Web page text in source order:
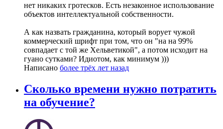
нет никаких гротесков. Есть незаконное использование
объектов интеллектуальной собственности.
А как назвать гражданина, который ворует чужой
коммерческий шрифт при том, что он "на на 99%
совпадает с той же Хельветикой", а потом исходит на
гуано сутками? Идиотом, как минимум )))
Написано более трёх лет назад
Сколько времени нужно потратить
на обучение?